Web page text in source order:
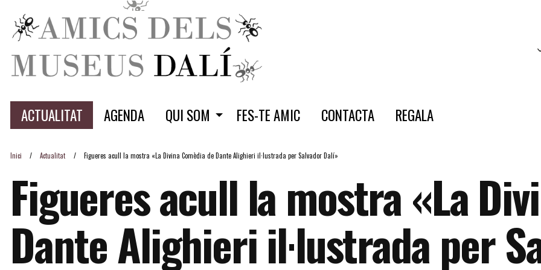
ACTUALITAT AGENDA QUI SOM FES-TE AMIC CONTACTA REGALA
Inici Actualitat Figueres acull la mostra «La Divina Comèdia de Dante Alighieri il·lustrada per Salvador Dalí»
Figueres acull la mostra «La
Dante Alighieri il·lustrada per